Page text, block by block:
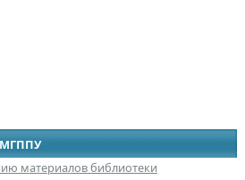
МГППУ
материалов библиотеки